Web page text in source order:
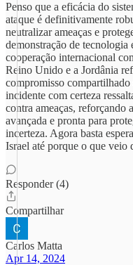
Penso que a eficácia do
ataque é definitivamente
neutralizar ameaças e
demonstração de tecnologia
cooperação internacional
Reino Unido e a Jordânia
compromisso
incidente com certeza
contra ameaças, reforçando
avançada e pronta para
incerteza. Agora basta
Israel até porque o que veio
Responder (4)
Compartilhar
Carlos Matta
Apr 14, 2024